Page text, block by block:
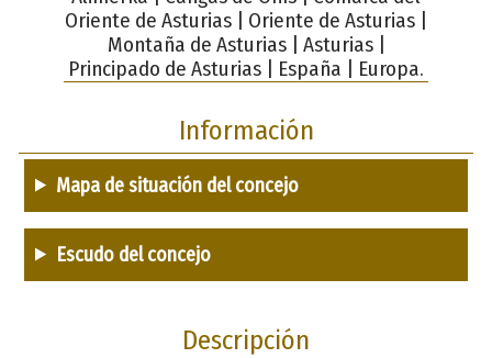
Oriente de Asturias | Oriente de Asturias |
Montaña de Asturias | Asturias |
Principado de Asturias | España | Europa.
Información
Mapa de situación del concejo
Escudo del concejo
Descripción